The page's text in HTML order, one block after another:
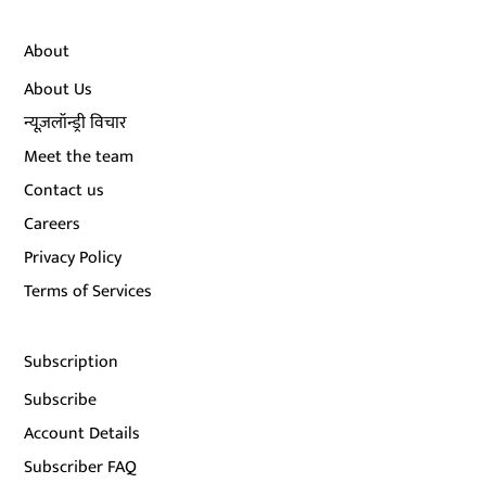
About
About Us
न्यूज़लॉन्ड्री विचार
Meet the team
Contact us
Careers
Privacy Policy
Terms of Services
Subscription
Subscribe
Account Details
Subscriber FAQ